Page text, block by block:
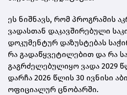
ეს ნიშნავს, რომ პროგრამის
ვადასთან დაკავშირებული
დოკუმენტურ დაზუსტებას
რა გადაწყვეტილებით და რა
გაგრძელებულიყო ვადა 2029
დარჩა 2026 წლის 30 ივნისი
ოფიციალურ ცნობარში.